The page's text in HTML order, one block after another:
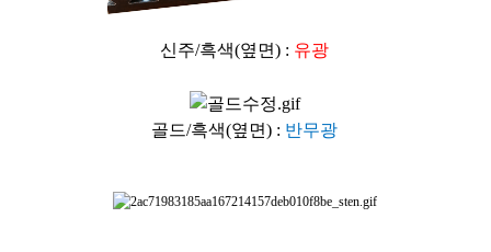
신주/흑색(옆면) : 유광
골드/흑색(옆면) : 반무광